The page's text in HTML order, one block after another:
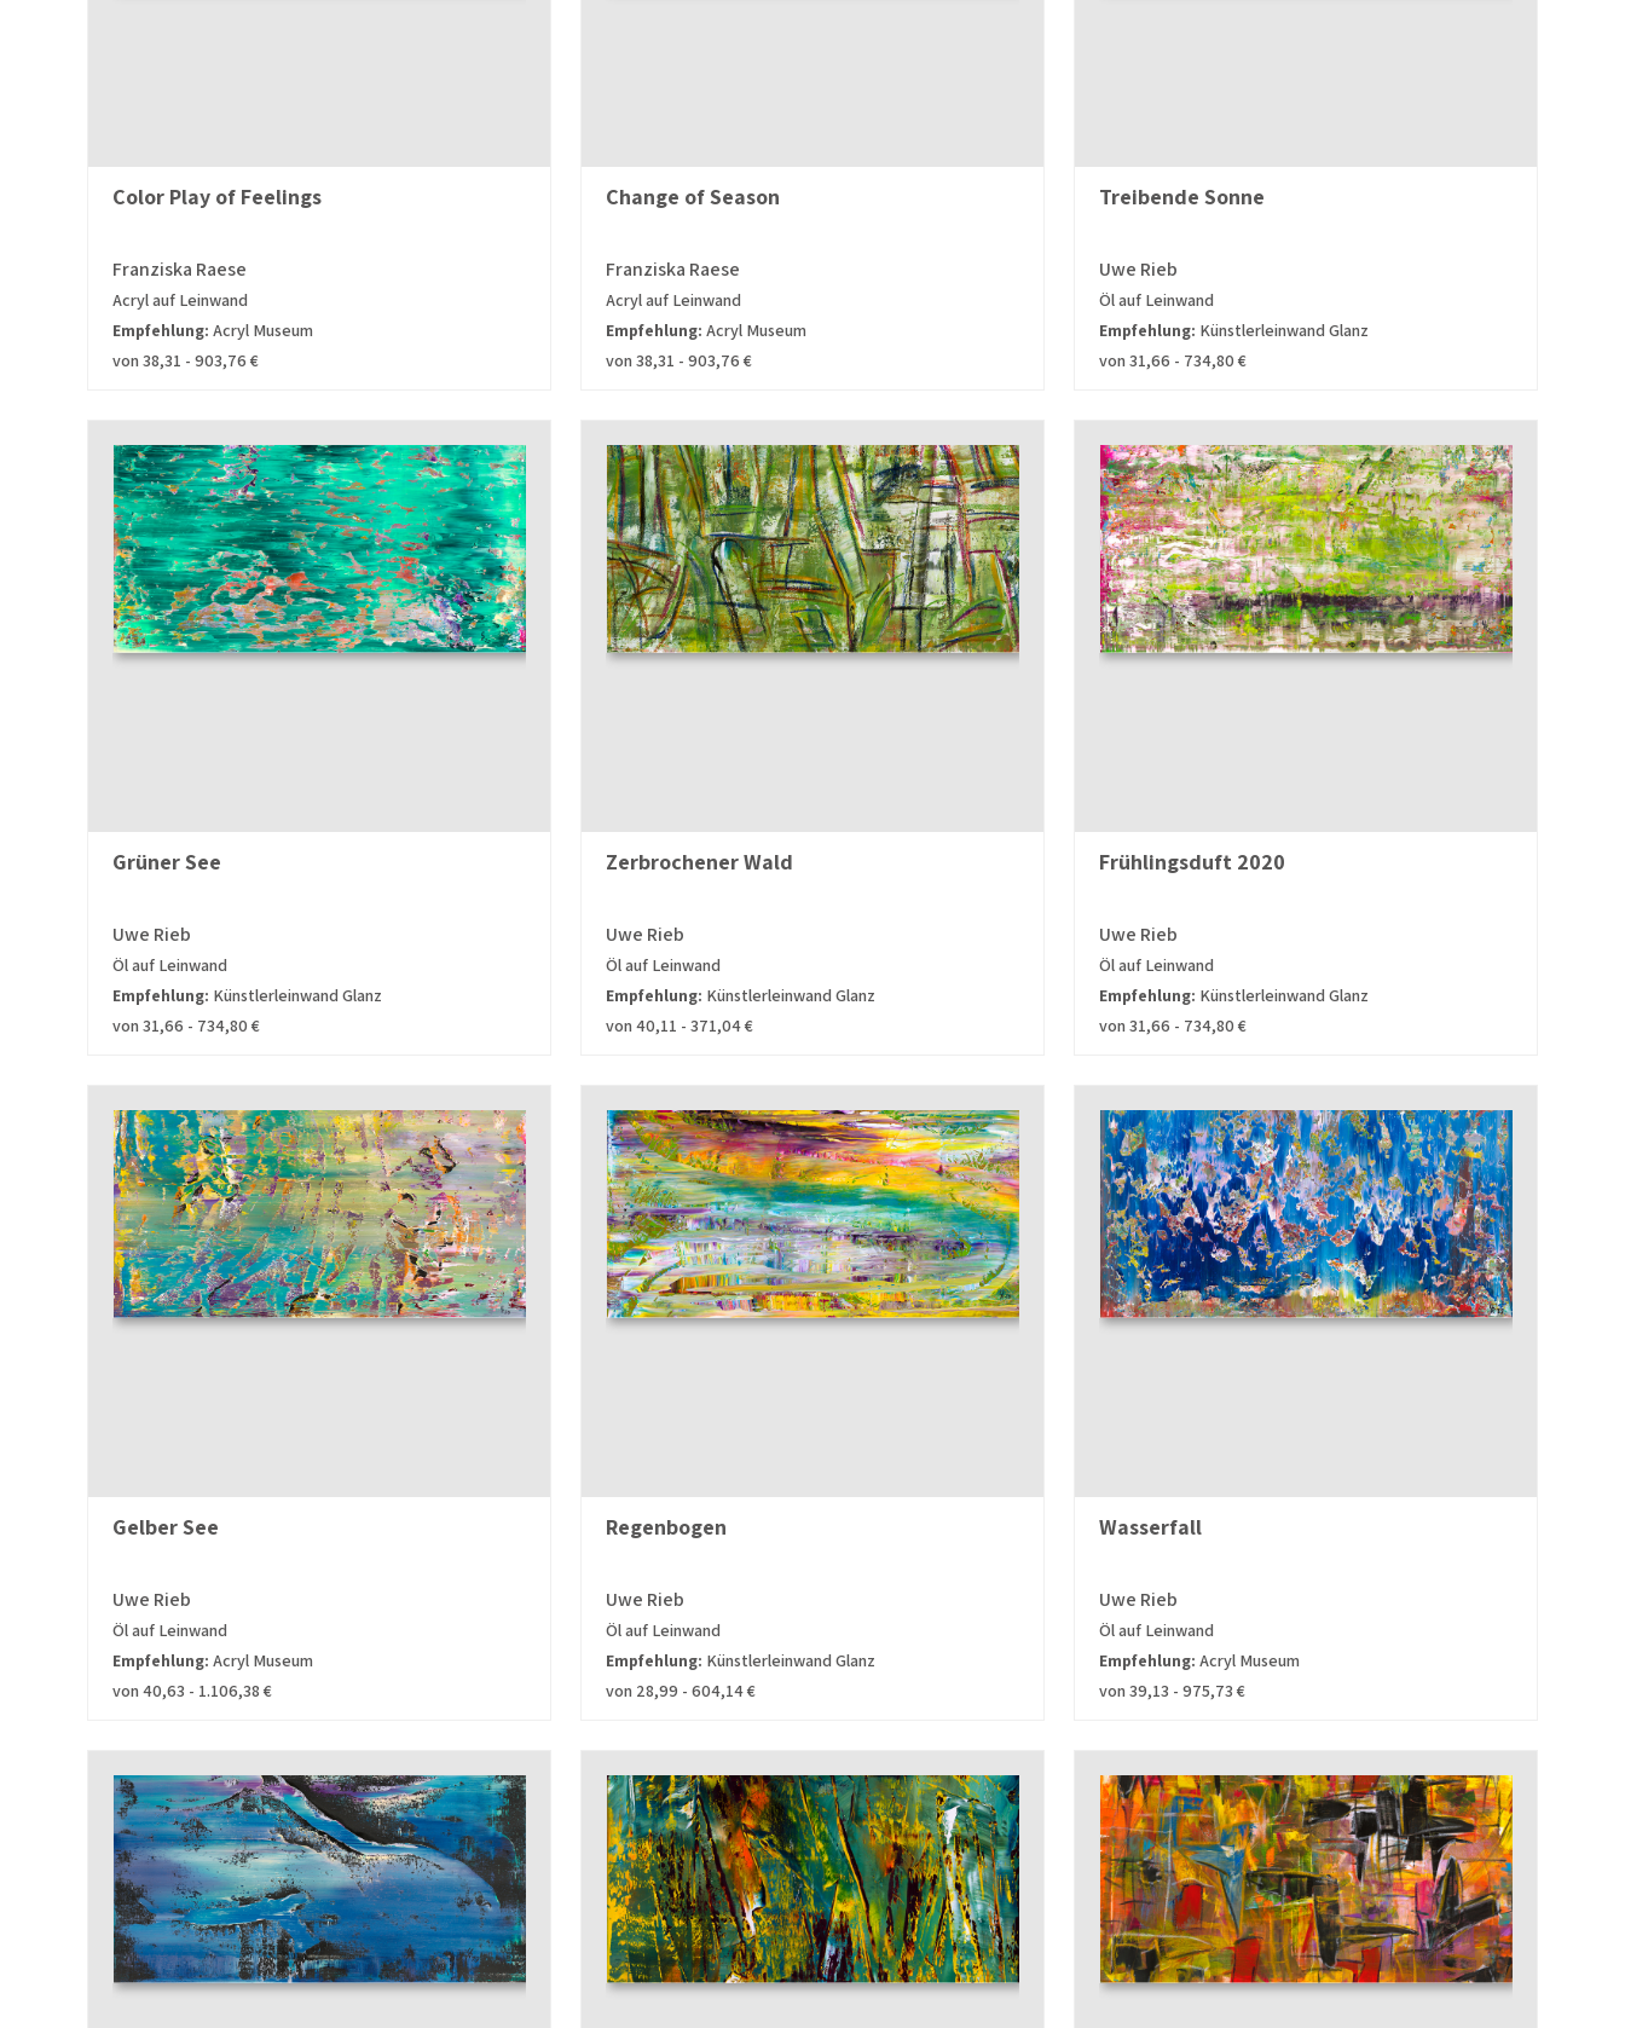
Color Play of Feelings
Franziska Raese
Acryl auf Leinwand
Empfehlung: Acryl Museum
von 38,31 - 903,76 €
Change of Season
Franziska Raese
Acryl auf Leinwand
Empfehlung: Acryl Museum
von 38,31 - 903,76 €
Treibende Sonne
Uwe Rieb
Öl auf Leinwand
Empfehlung: Künstlerleinwand Glanz
von 31,66 - 734,80 €
Grüner See
Uwe Rieb
Öl auf Leinwand
Empfehlung: Künstlerleinwand Glanz
von 31,66 - 734,80 €
Zerbrochener Wald
Uwe Rieb
Öl auf Leinwand
Empfehlung: Künstlerleinwand Glanz
von 40,11 - 371,04 €
Frühlingsduft 2020
Uwe Rieb
Öl auf Leinwand
Empfehlung: Künstlerleinwand Glanz
von 31,66 - 734,80 €
Gelber See
Uwe Rieb
Öl auf Leinwand
Empfehlung: Acryl Museum
von 40,63 - 1.106,38 €
Regenbogen
Uwe Rieb
Öl auf Leinwand
Empfehlung: Künstlerleinwand Glanz
von 28,99 - 604,14 €
Wasserfall
Uwe Rieb
Öl auf Leinwand
Empfehlung: Acryl Museum
von 39,13 - 975,73 €